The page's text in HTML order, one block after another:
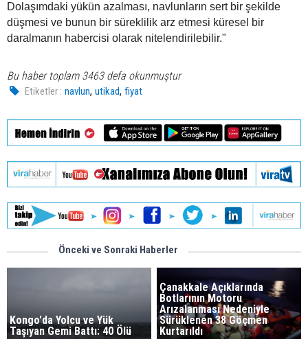
Dolaşımdaki yükün azalması, navlunların sert bir şekilde
düşmesi ve bunun bir süreklilik arz etmesi küresel bir
daralmanın habercisi olarak nitelendirilebilir."
Bu haber toplam 3463 defa okunmuştur
Etiketler : navlun,utikad,fiyat
Önceki ve Sonraki Haberler
Kongo'da Yolcu ve Yük
Taşıyan Gemi Battı: 40 Ölü
Çanakkale Açıklarında
Botlarının Motoru
Arızalanması Nedeniyle
Sürüklenen 38 Göçmen
Kurtarıldı